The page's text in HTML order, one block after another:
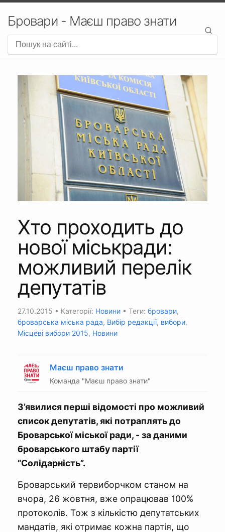
Бровари - Маєш право знати
Хто проходить до
нової міськради:
можливий перелік
депутатів
27.10.2015 • Категорії: Новини • Теги: бровари,
броварська міська рада, Вибір редакції, вибори,
Місцеві вибори 2015, Новини
Маєш право знати
Команда "Маєш право знати"
З’явилися перші відомості про можливий
список депутатів, які потраплять до
Броварської міської ради, - за даними
броварського штабу партії
“Солідарність”.
Броварський тервиборчком станом на
вчора, 26 жовтня, вже опрацював 100%
протоколів. Тож з кількістю депутатських
мандатів, які отримає кожна партія, що